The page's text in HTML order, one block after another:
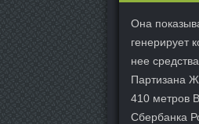
Она
генерирует
нее средства.
Партизана
410 метров
Сбербанка